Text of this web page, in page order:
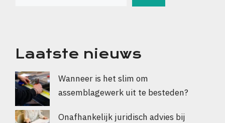
Laatste nieuws
Wanneer is het slim om
assemblagewerk uit te besteden?
Onafhankelijk juridisch advies bij